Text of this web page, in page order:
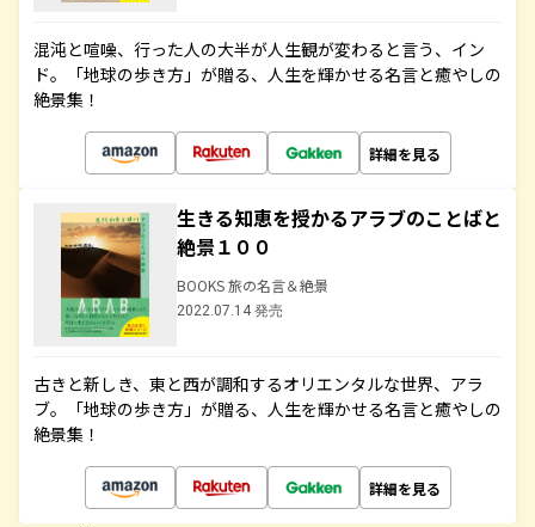
混沌と喧噪、行った人の大半が人生観が変わると言う、イン
ド。「地球の歩き方」が贈る、人生を輝かせる名言と癒やしの
絶景集！
詳細を見る
生きる知恵を授かるアラブのことばと
絶景１００
BOOKS 旅の名言＆絶景
2022.07.14 発売
古きと新しき、東と西が調和するオリエンタルな世界、アラ
ブ。「地球の歩き方」が贈る、人生を輝かせる名言と癒やしの
絶景集！
詳細を見る